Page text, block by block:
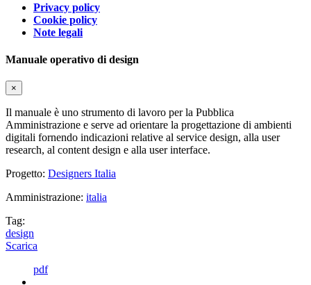
Privacy policy
Cookie policy
Note legali
Manuale operativo di design
×
Il manuale è uno strumento di lavoro per la Pubblica
Amministrazione e serve ad orientare la progettazione di ambienti
digitali fornendo indicazioni relative al service design, alla user
research, al content design e alla user interface.
Progetto: Designers Italia
Amministrazione: italia
Tag:
design
Scarica
pdf